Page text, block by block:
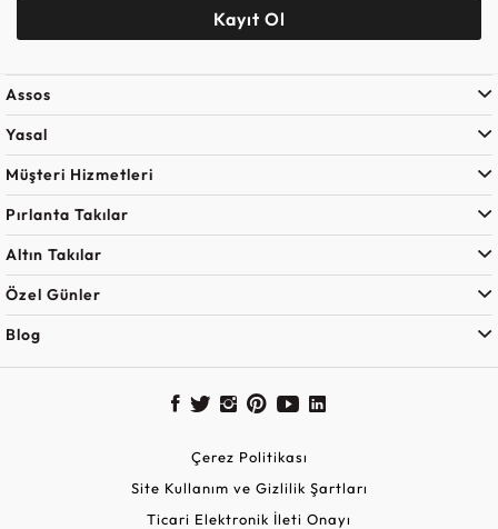
Kayıt Ol
Assos
Yasal
Müşteri Hizmetleri
Pırlanta Takılar
Altın Takılar
Özel Günler
Blog
Çerez Politikası
Site Kullanım ve Gizlilik Şartları
Ticari Elektronik İleti Onayı